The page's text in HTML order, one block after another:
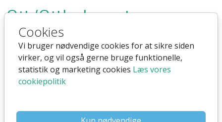
Cookies
Vi bruger nødvendige cookies for at sikre siden
virker, og vil også gerne bruge funktionelle,
statistik og marketing cookies Læs vores
cookiepolitik
Git/Github partner
17. jun. 2017 17. jun. 2017
Github og Git